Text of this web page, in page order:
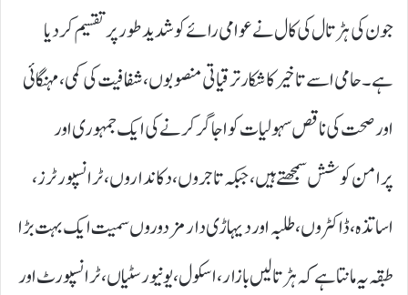
جون کی ہڑتال کی کال نے عوامی رائے کو شدید طور پر تقسیم کر دیا
ہے۔ حامی اسے تاخیر کا شکار ترقیاتی منصوبوں، شفافیت کی کمی، مہنگائی
اور صحت کی ناقص سہولیات کو اجاگر کرنے کی ایک جمہوری اور
پرامن کوشش سمجھتے ہیں، جبکہ تاجروں، دکانداروں، ٹرانسپورٹرز،
اساتذہ، ڈاکٹروں، طلبہ اور دیہاڑی دار مزدوروں سمیت ایک بہت بڑا
طبقہ یہ مانتا ہے کہ ہڑتالیں بازار، اسکول، یونیورسٹیاں، ٹرانسپورٹ اور